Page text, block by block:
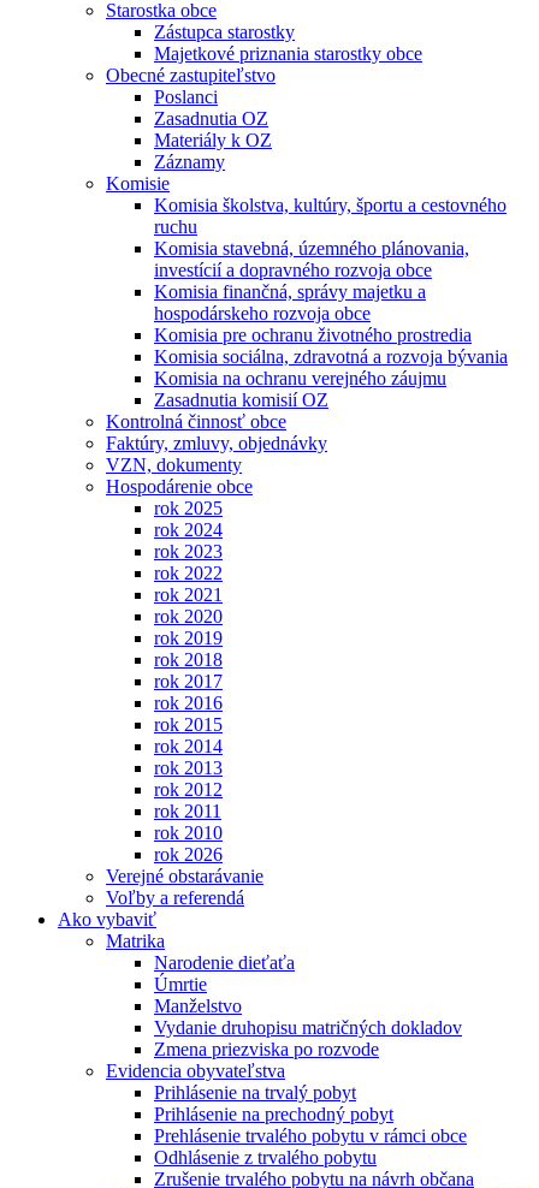
Starostka obce
Zástupca starostky
Majetkové priznania starostky obce
Obecné zastupiteľstvo
Poslanci
Zasadnutia OZ
Materiály k OZ
Záznamy
Komisie
Komisia školstva, kultúry, športu a cestovného
ruchu
Komisia stavebná, územného plánovania,
investícií a dopravného rozvoja obce
Komisia finančná, správy majetku a
hospodárskeho rozvoja obce
Komisia pre ochranu životného prostredia
Komisia sociálna, zdravotná a rozvoja bývania
Komisia na ochranu verejného záujmu
Zasadnutia komisií OZ
Kontrolná činnosť obce
Faktúry, zmluvy, objednávky
VZN, dokumenty
Hospodárenie obce
rok 2025
rok 2024
rok 2023
rok 2022
rok 2021
rok 2020
rok 2019
rok 2018
rok 2017
rok 2016
rok 2015
rok 2014
rok 2013
rok 2012
rok 2011
rok 2010
rok 2026
Verejné obstarávanie
Voľby a referendá
Ako vybaviť
Matrika
Narodenie dieťaťa
Úmrtie
Manželstvo
Vydanie druhopisu matričných dokladov
Zmena priezviska po rozvode
Evidencia obyvateľstva
Prihlásenie na trvalý pobyt
Prihlásenie na prechodný pobyt
Prehlásenie trvalého pobytu v rámci obce
Odhlásenie z trvalého pobytu
Zrušenie trvalého pobytu na návrh občana